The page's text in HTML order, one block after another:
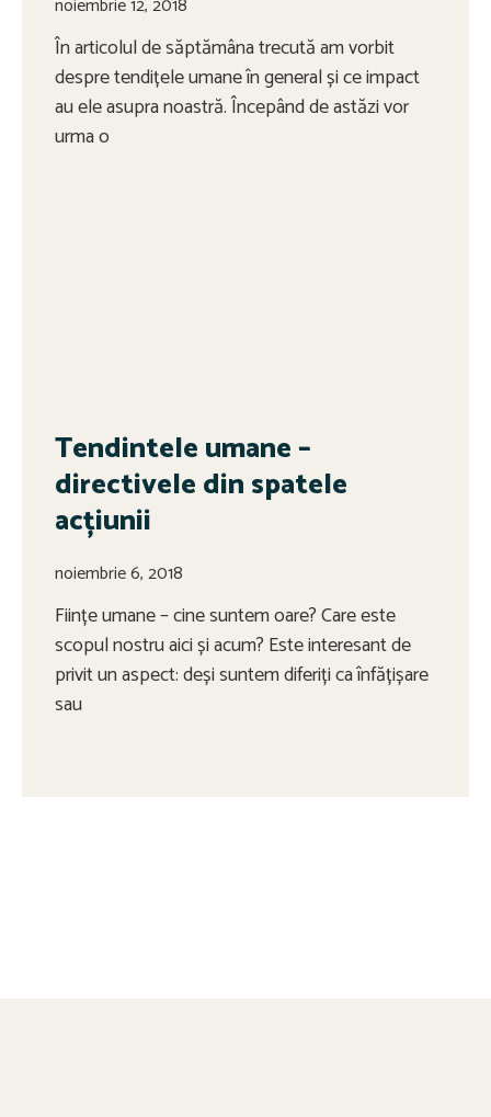
noiembrie 12, 2018
În articolul de săptămâna trecută am vorbit
despre tendițele umane în general și ce impact
au ele asupra noastră. Începând de astăzi vor
urma o
Tendintele umane –
directivele din spatele
acțiunii
noiembrie 6, 2018
Ființe umane – cine suntem oare? Care este
scopul nostru aici și acum? Este interesant de
privit un aspect: deși suntem diferiți ca înfățișare
sau